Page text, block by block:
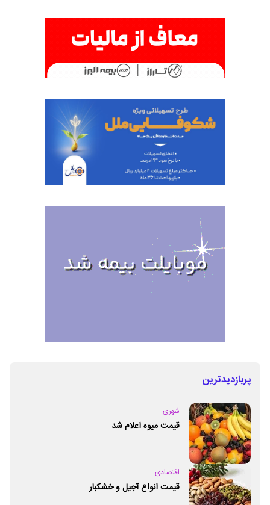
پربازدیدترین
شهری
قیمت میوه اعلام شد
اقتصادی
قیمت انواع آجیل و خشکبار